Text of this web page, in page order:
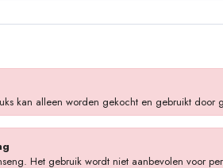
kan alleen worden gekocht en gebruikt door
Het gebruik wordt niet aanbevolen voor